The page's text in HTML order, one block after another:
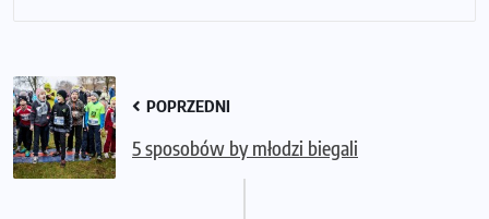
POPRZEDNI
5 sposobów by młodzi biegali